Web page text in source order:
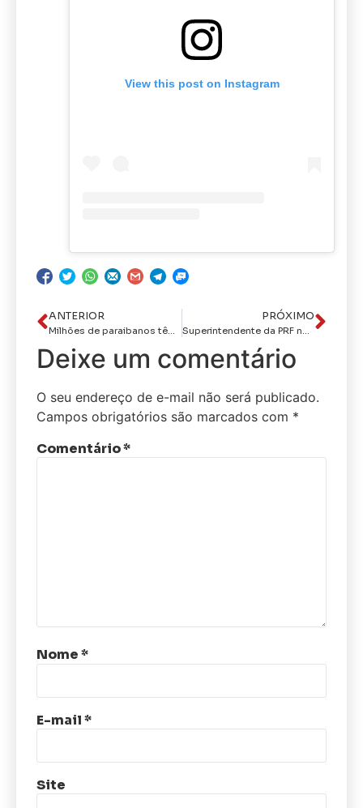
View this post on Instagram
ANTERIOR
Milhões de paraibanos têm seus direitos garantidos: o papel da Secretaria de Desenvolvimento Humano
PRÓXIMO
Superintendente da PRF na Paraíba alerta: altos custos da CNH estavam “criminalizando cidadãos” no Brasil
Deixe um comentário
O seu endereço de e-mail não será publicado.
Campos obrigatórios são marcados com *
Comentário*
Nome*
E-mail*
Site